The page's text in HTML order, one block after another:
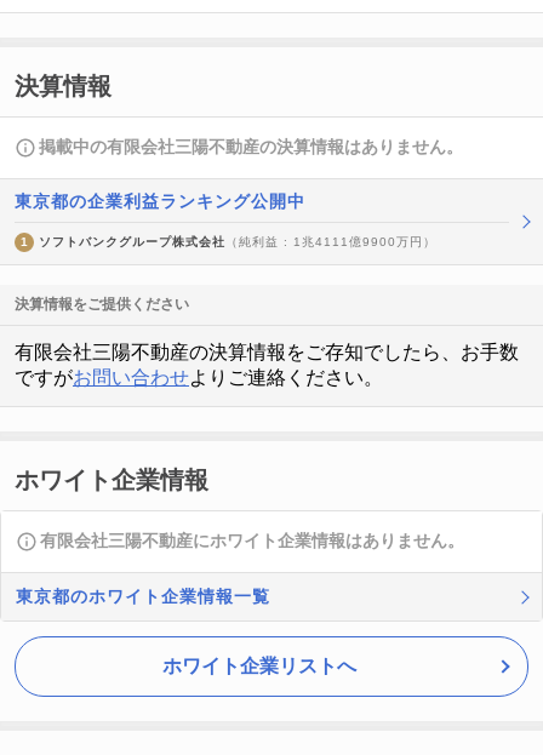
決算情報
掲載中の有限会社三陽不動産の決算情報はありません。
東京都の企業利益ランキング公開中
1 ソフトバンクグループ株式会社 （純利益 : 1兆4111億9900万円）
決算情報をご提供ください
有限会社三陽不動産の決算情報をご存知でしたら、お手数
ですがお問い合わせよりご連絡ください。
ホワイト企業情報
有限会社三陽不動産にホワイト企業情報はありません。
東京都のホワイト企業情報一覧
ホワイト企業リストへ